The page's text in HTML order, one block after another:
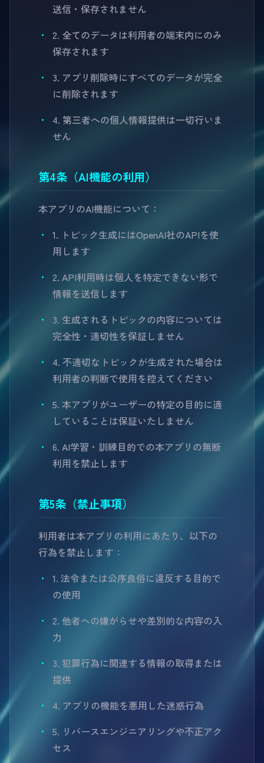
送信・保存されません
2. 全てのデータは利用者の端末内にのみ
保存されます
3. アプリ削除時にすべてのデータが完全
に削除されます
4. 第三者への個人情報提供は一切行いま
せん
第4条（AI機能の利用）
本アプリのAI機能について：
1. トピック生成にはOpenAI社のAPIを使
用します
2. API利用時は個人を特定できない形で
情報を送信します
3. 生成されるトピックの内容については
完全性・適切性を保証しません
4. 不適切なトピックが生成された場合は
利用者の判断で使用を控えてください
5. 本アプリがユーザーの特定の目的に適
していることは保証いたしません
6. AI学習・訓練目的での本アプリの無断
利用を禁止します
第5条（禁止事項）
利用者は本アプリの利用にあたり、以下の
行為を禁止します：
1. 法令または公序良俗に違反する目的で
の使用
2. 他者への嫌がらせや差別的な内容の入
力
3. 犯罪行為に関連する情報の取得または
提供
4. アプリの機能を悪用した迷惑行為
5. リバースエンジニアリングや不正アク
セス